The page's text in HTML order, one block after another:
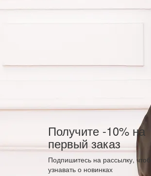
Получите -10% на
первый заказ
Подпишитесь на рассылку, чтобы
узнавать о новинках